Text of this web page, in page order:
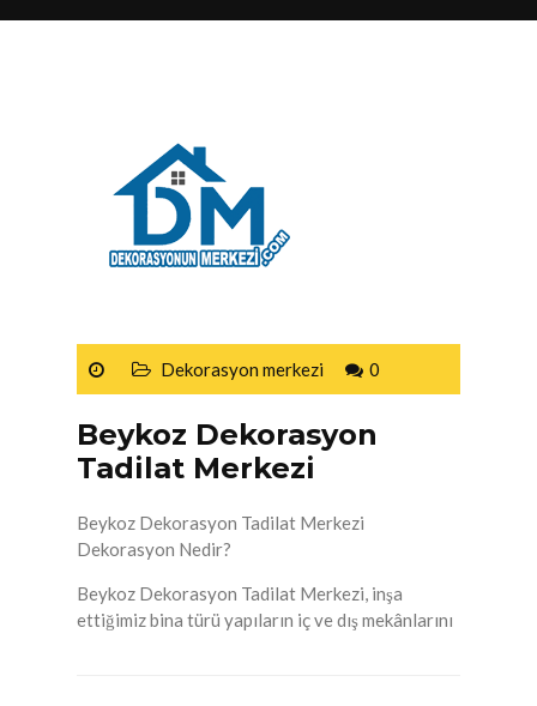
Dekorasyon merkezi 0
Beykoz Dekorasyon
Tadilat Merkezi
Beykoz Dekorasyon Tadilat Merkezi
Dekorasyon Nedir?
Beykoz Dekorasyon Tadilat Merkezi, inşa
ettiğimiz bina türü yapıların iç ve dış mekânlarını